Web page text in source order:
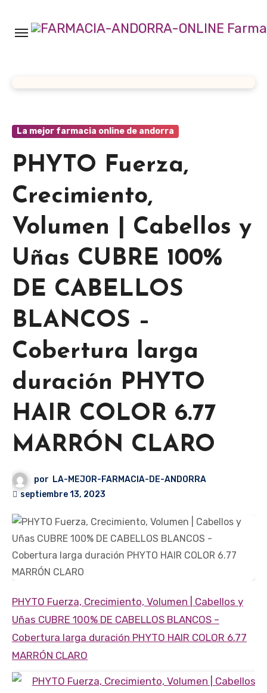
contenido
La mejor farmacia online de andorra
PHYTO Fuerza,
Crecimiento,
Volumen | Cabellos y
Uñas CUBRE 100%
DE CABELLOS
BLANCOS –
Cobertura larga
duración PHYTO
HAIR COLOR 6.77
MARRÓN CLARO
por LA-MEJOR-FARMACIA-DE-ANDORRA
septiembre 13, 2023
PHYTO Fuerza, Crecimiento, Volumen | Cabellos y
Uñas CUBRE 100% DE CABELLOS BLANCOS –
Cobertura larga duración PHYTO HAIR COLOR 6.77
MARRÓN CLARO